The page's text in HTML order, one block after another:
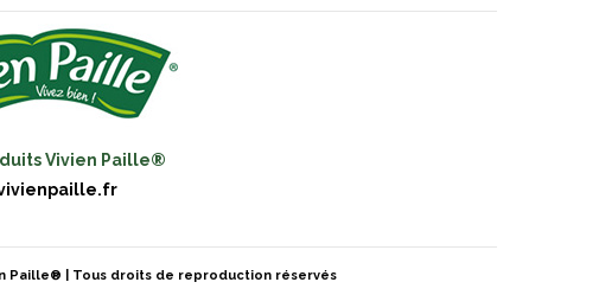
Vivien Paille®
Paille® | Tous droits de reproduction réservés